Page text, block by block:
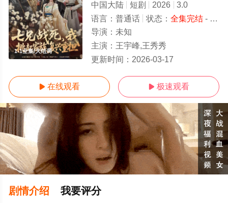
1-1全集/大结局
中国大陆 短剧 2026
3.0
语言： 普通话 状态： 全集完结- 免费在线观看
导演： 未知
主演： 王宇峰,王秀秀
更新时间： 2026-03-17
 在线观看  极速观看
剧情介绍 我要评分